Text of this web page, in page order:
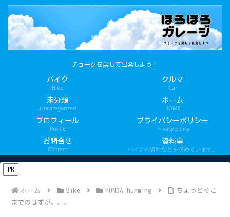
チョークを戻して出発しよう！
バイク
Bike
クルマ
Car
未分類
Uncategorized
ホーム
HOME
プロフィール
Profile
プライバシーポリシー
Privacy policy
お問合せ
Contact
資料室
バイクの資料などを収めています。
PR
ホーム Bike HONDA humming
ちょっとそこ
までのはずが。。。